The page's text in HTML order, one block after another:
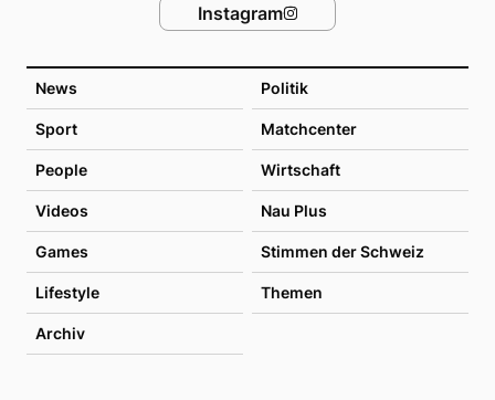
News Politik
Sport Matchcenter
People Wirtschaft
Videos Nau Plus
Games Stimmen der Schweiz
Lifestyle Themen
Archiv
Instagram